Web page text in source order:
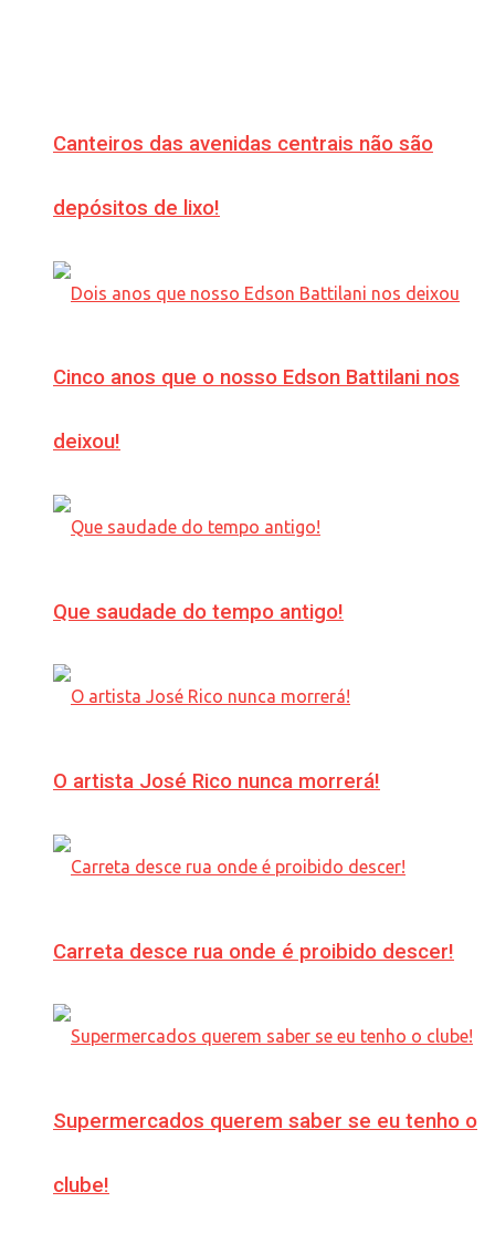
Canteiros das avenidas centrais não são
depósitos de lixo!
Cinco anos que o nosso Edson Battilani nos
deixou!
Que saudade do tempo antigo!
O artista José Rico nunca morrerá!
Carreta desce rua onde é proibido descer!
Supermercados querem saber se eu tenho o
clube!